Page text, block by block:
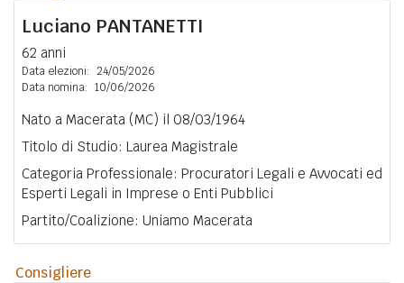
Luciano PANTANETTI
62 anni
Data elezioni: 24/05/2026
Data nomina: 10/06/2026
Nato a Macerata (MC) il 08/03/1964
Titolo di Studio: Laurea Magistrale
Categoria Professionale: Procuratori Legali e Avvocati ed
Esperti Legali in Imprese o Enti Pubblici
Partito/Coalizione: Uniamo Macerata
Consigliere